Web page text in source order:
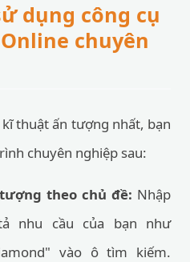
dụng công cụ
chuyên
thuật ấn tượng nhất, bạn
chuyên nghiệp sau:
theo chủ đề: Nhập
nhu cầu của bạn như
vào ô tìm kiếm.